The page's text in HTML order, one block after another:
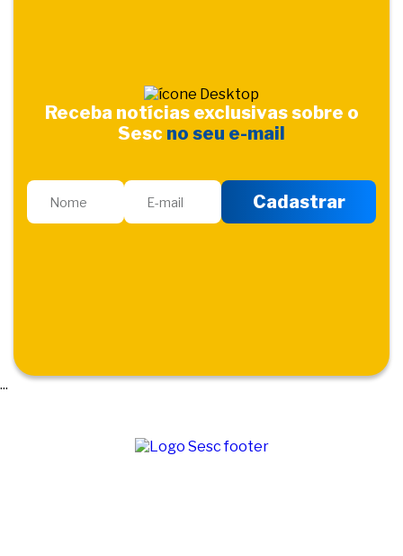
Receba notícias exclusivas sobre o
Sesc no seu e-mail
...